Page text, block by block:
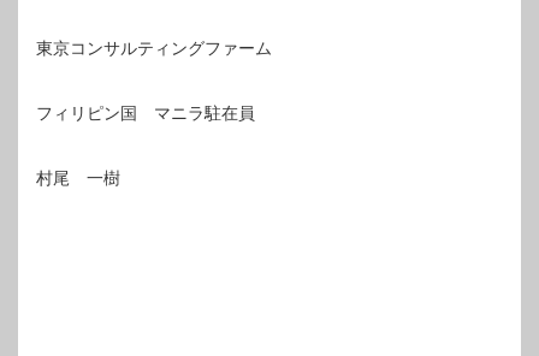
東京コンサルティングファーム
フィリピン国 マニラ駐在員
村尾 一樹